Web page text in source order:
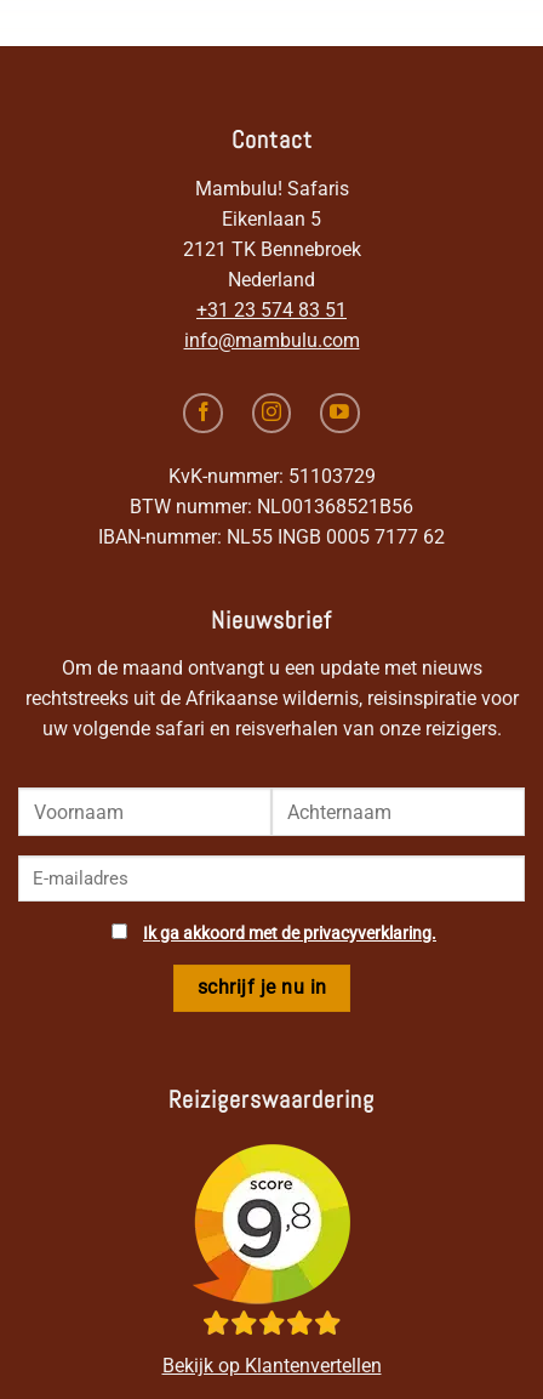
Contact
Mambulu! Safaris
Eikenlaan 5
2121 TK Bennebroek
Nederland
+31 23 574 83 51
info@mambulu.com
KvK-nummer: 51103729
BTW nummer: NL001368521B56
IBAN-nummer: NL55 INGB 0005 7177 62
Nieuwsbrief
Om de maand ontvangt u een update met nieuws
rechtstreeks uit de Afrikaanse wildernis, reisinspiratie voor
uw volgende safari en reisverhalen van onze reizigers.
Ik ga akkoord met de privacyverklaring.
Reizigerswaardering
Bekijk op Klantenvertellen